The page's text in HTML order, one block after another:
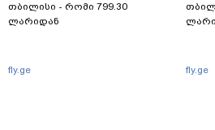
თბილისი - რომი 799.30
ლარიდან
fly.ge fly.ge